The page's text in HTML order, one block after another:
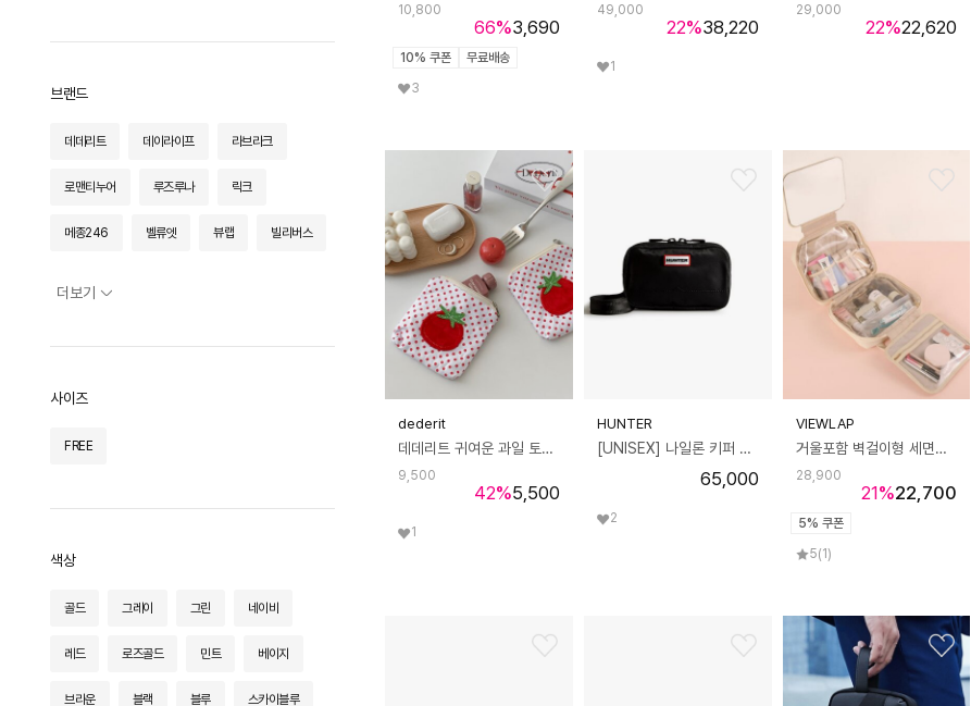
화병/화분
커트러리
컵/저그
와인잔/도구
티웨어
전체
라운지 체어
사이드 테이블
선반/장식장
조명
스탠드 조명
포터블 조명
트레이
테이블커버
앞치마/주방패브릭
쿠션/베개
라이프스타일
전체
브랜드
데데리트 데이라이프 라브라크
로맨티누어 루즈루나 릭크
메종246 벨류엣 뷰랩 빌리버스
더보기
사이즈
FREE
색상
골드 그레이 그린 네이비
레드 로즈골드 민트 베이지
브라운 블랙 블루 스카이블루
66%
10,800
3,690
10% 쿠폰
무료배송
3
22%
49,000
38,220
1
22%
29,000
22,620
dederit
데데리트 귀여운 과일 토마토 도트 미니 파우치 화장품 동전 카드 지갑 가방 에어팟 버즈 케이스 생일 친구 우정 커플 선물
42%
9,500
5,500
1
HUNTER
[UNISEX] 나일론 키퍼 폰파우치 - 블랙 UBP1170ACDBLK
65,000
2
VIEWLAP
거울포함 벽걸이형 세면도구 트래블 행잉 파우치 여행가방
21%
28,900
22,700
5% 쿠폰
5(1)